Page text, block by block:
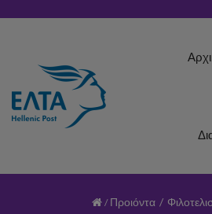
Προιόντα /